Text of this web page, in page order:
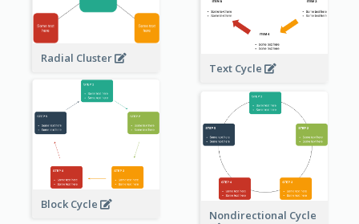
Radial Cluster
Text Cycle
Block Cycle
Nondirectional Cycle